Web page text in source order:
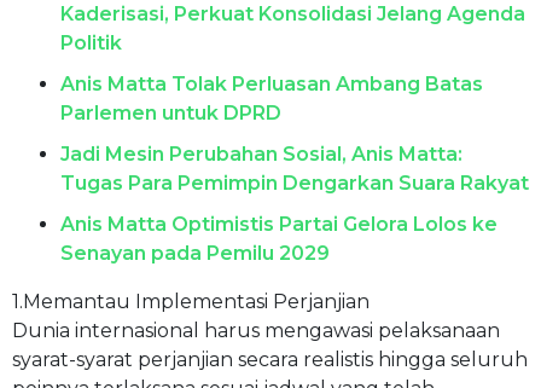
Kaderisasi, Perkuat Konsolidasi Jelang Agenda
Politik
Anis Matta Tolak Perluasan Ambang Batas
Parlemen untuk DPRD
Jadi Mesin Perubahan Sosial, Anis Matta:
Tugas Para Pemimpin Dengarkan Suara Rakyat
Anis Matta Optimistis Partai Gelora Lolos ke
Senayan pada Pemilu 2029
1.Memantau Implementasi Perjanjian
Dunia internasional harus mengawasi pelaksanaan
syarat-syarat perjanjian secara realistis hingga seluruh